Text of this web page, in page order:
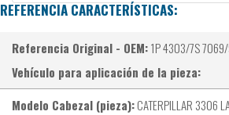
REFERENCIA CARACTERÍSTICAS:
Referencia Original - OEM:1P 4303/7S
Vehículo para aplicación de la pieza:
Modelo Cabezal (pieza):CATERPILLAR 3306